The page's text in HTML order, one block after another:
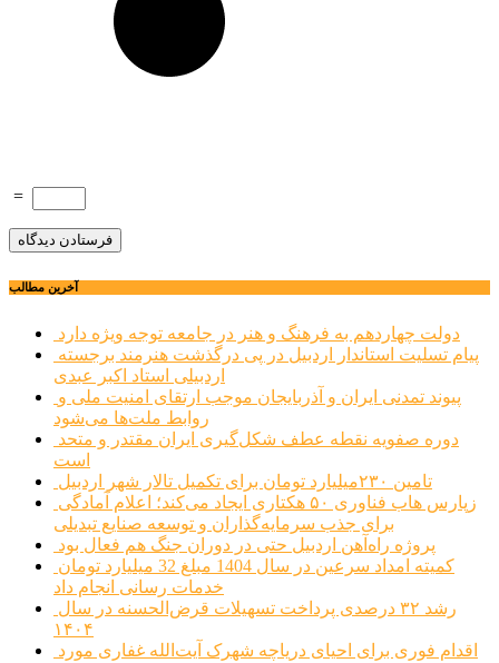
=
آخرین مطالب
دولت چهاردهم به فرهنگ و هنر در جامعه توجه ویژه دارد
اردبیلی استاد اکبر عبدی
روابط ملت‌ها می‌شود
است
تامین ۲۳۰میلیارد تومان برای تکمیل تالار شهر اردبیل
برای جذب سرمایه‌گذاران و توسعه صنایع تبدیلی
پروژه راه‌آهن اردبیل حتی در دوران جنگ هم فعال بود
خدمات رسانی انجام داد
۱۴۰۴